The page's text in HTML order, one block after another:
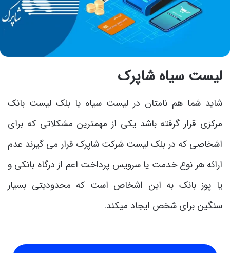
لیست سیاه شاپرک
شاید شما هم نامتان در لیست سیاه یا بلک لیست بانک
مرکزی قرار گرفته باشد یکی از مهمترین مشکلاتی که برای
اشخاصی که در بلک لیست شرکت شاپرک قرار می گیرند عدم
ارائه هر نوع خدمت یا سرویس پرداخت اعم از درگاه بانکی و
یا پوز بانک به این اشخاص است که محدودیتی بسیار
سنگین برای شخص ایجاد میکند.